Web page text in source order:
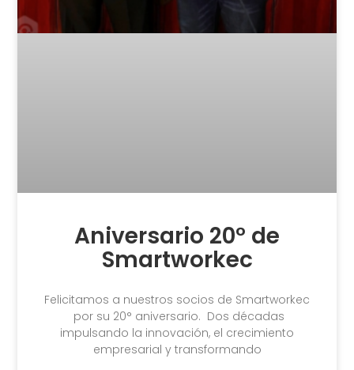
Aniversario 20° de
Smartworkec
Felicitamos a nuestros socios de Smartworkec
por su 20° aniversario. Dos décadas
impulsando la innovación, el crecimiento
empresarial y transformando